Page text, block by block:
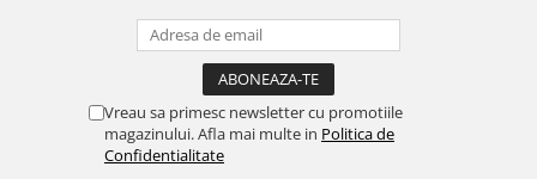
Vreau sa primesc newsletter cu promotiile
magazinului. Afla mai multe in Politica de
Confidentialitate